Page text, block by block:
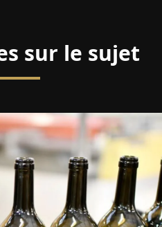
sur le sujet